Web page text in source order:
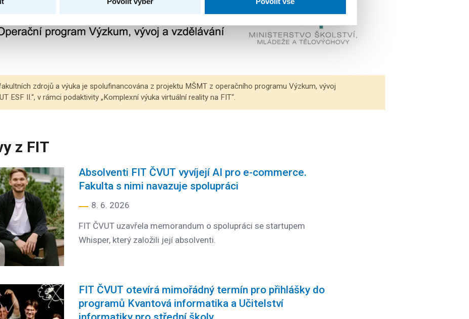
zdrojů a výuka je spolufinancována z projektu MŠMT z operačního programu Výzkum, vývoj
ESF II.“, v rámci podaktivity „Komplexní výuka virtuální reality na FIT“.
z FIT
Absolventi FIT ČVUT vyvíjejí AI pro e-commerce.
Fakulta s nimi navazuje spolupráci
8. 6. 2026
FIT ČVUT uzavřela memorandum o spolupráci se startupem
Whisper, který založili její absolventi.
FIT ČVUT otevírá mimořádný termín pro přihlášky do
programů Kvantová informatika a Učitelství